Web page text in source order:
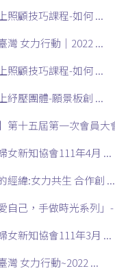
照顧技巧課程-如何 ...
灣 女力行動｜2022 ...
照顧技巧課程-如何 ...
紓壓團體-願景板創 ...
第十五屆第一次會員大
女新知協會111年4月 ...
經緯:女力共生 合作創 ...
自己，手做時光系列」-
女新知協會111年3月 ...
灣 女力行動~2022 ...